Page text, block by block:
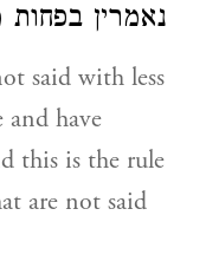
נאמרין
said with less
and have
this is the rule
are not said